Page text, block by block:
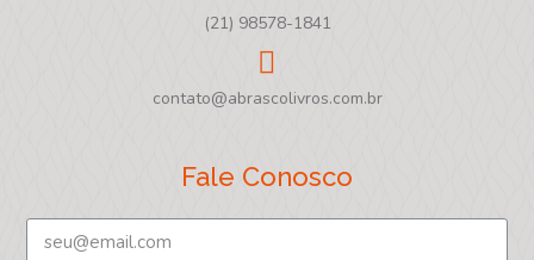
(21) 98578-1841
contato@abrascolivros.com.br
Fale Conosco